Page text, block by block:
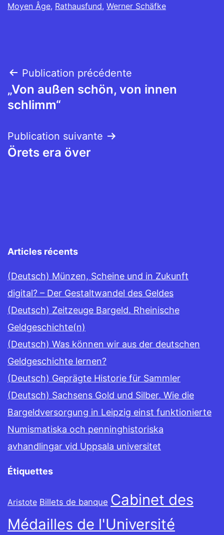
Moyen Âge, Rathausfund, Werner Schäfke
Navigation
de
Publication précédente
„Von außen schön, von innen
schlimm“
Publication suivante
Örets era över
Articles récents
(Deutsch) Münzen, Scheine und in Zukunft
digital? – Der Gestaltwandel des Geldes
(Deutsch) Zeitzeuge Bargeld. Rheinische
Geldgeschichte(n)
(Deutsch) Was können wir aus der deutschen
Geldgeschichte lernen?
(Deutsch) Geprägte Historie für Sammler
(Deutsch) Sachsens Gold und Silber. Wie die
Bargeldversorgung in Leipzig einst funktionierte
Numismatiska och penninghistoriska
avhandlingar vid Uppsala universitet
Étiquettes
Aristote Billets de banque Cabinet des
Médailles de l'Université